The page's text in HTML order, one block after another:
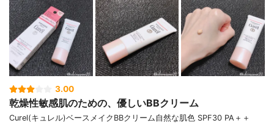
3.00
乾燥性敏感肌のための、優しいBBクリーム
Curel(キュレル) ベースメイクBBクリーム 自然な肌色 SPF30 PA＋＋